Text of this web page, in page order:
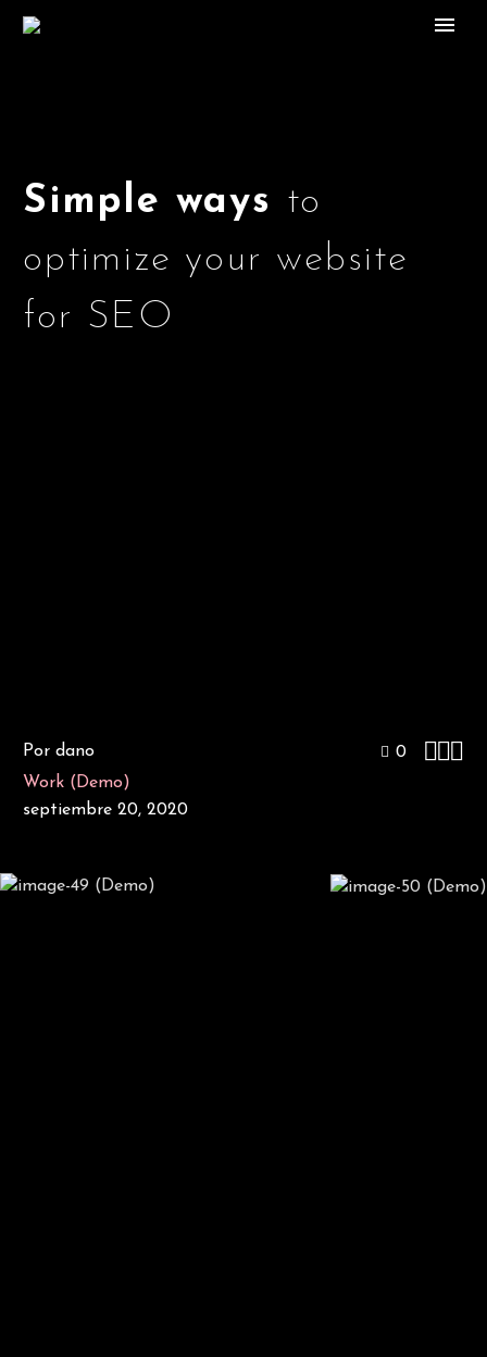
Simple ways to
optimize your website
for SEO
0 
Por dano
Work (Demo)
septiembre 20, 2020